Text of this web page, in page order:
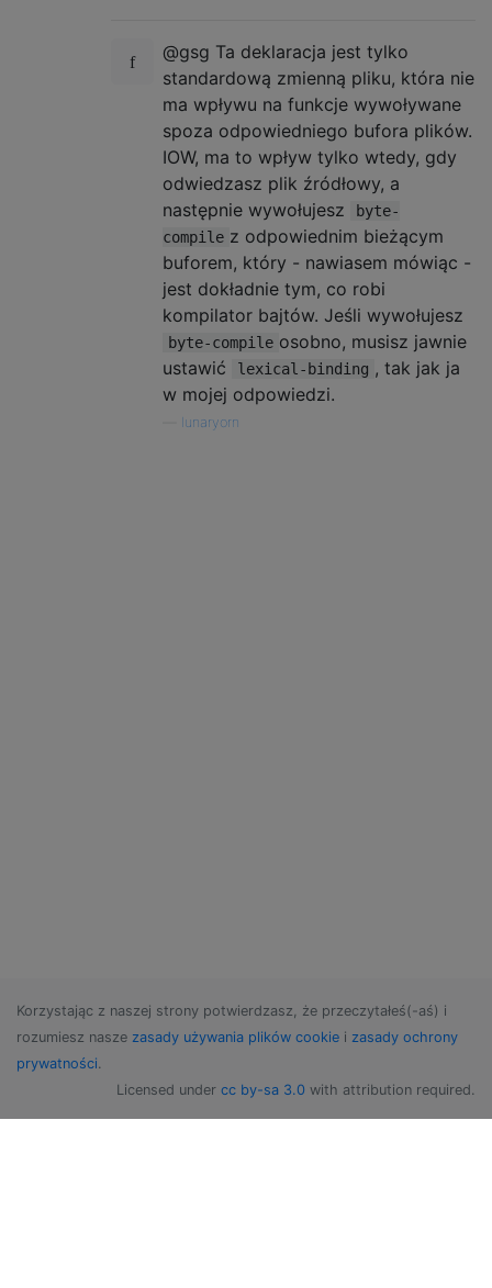
@gsg Ta deklaracja jest tylko
standardową zmienną pliku, która nie
ma wpływu na funkcje wywoływane
spoza odpowiedniego bufora plików.
IOW, ma to wpływ tylko wtedy, gdy
odwiedzasz plik źródłowy, a
następnie wywołujesz
byte-
compile z odpowiednim bieżącym
buforem, który - nawiasem mówiąc -
jest dokładnie tym, co robi
kompilator bajtów. Jeśli wywołujesz
byte-compile osobno, musisz jawnie
ustawić
lexical-binding , tak jak ja
w mojej odpowiedzi.
lunaryorn
Korzystając z naszej strony potwierdzasz, że przeczytałeś(-aś) i
rozumiesz nasze zasady używania plików cookie i zasady ochrony
prywatności.
Licensed under cc by-sa 3.0 with attribution required.